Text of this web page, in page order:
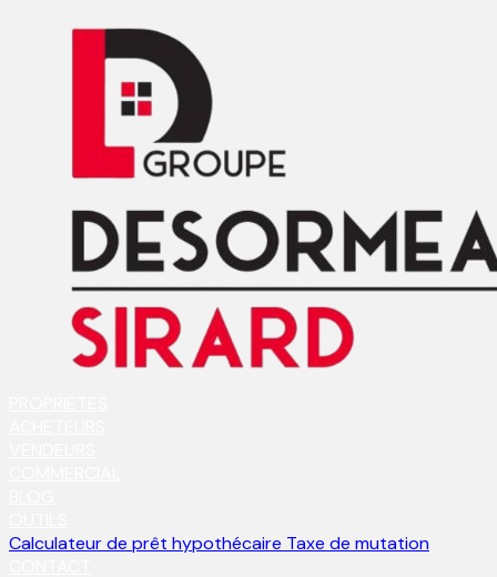
Calculateur de prêt hypothécaire Taxe de mutation